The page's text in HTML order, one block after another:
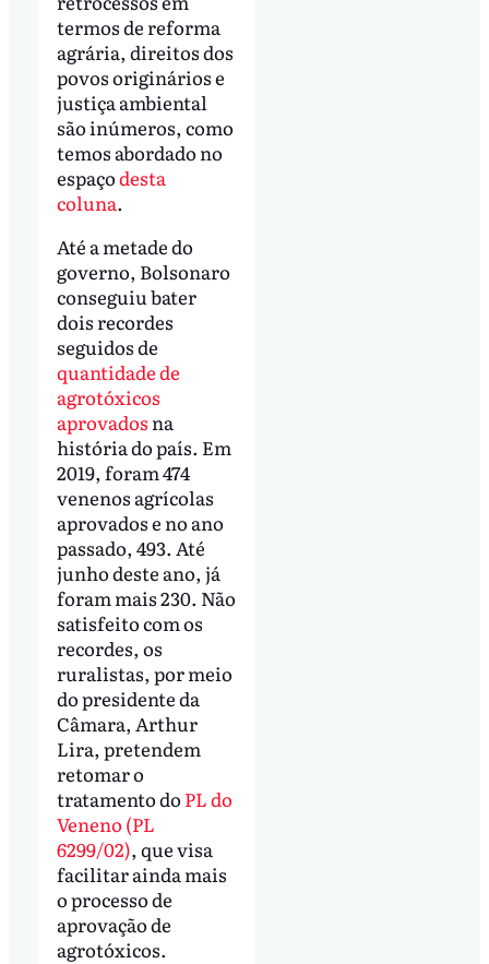
termos de reforma
agrária, direitos dos
povos originários e
justiça ambiental
são inúmeros, como
temos abordado no
espaçodesta
coluna.
Até a metade do
governo, Bolsonaro
conseguiu bater
dois recordes
seguidos de
quantidade de
agrotóxicos
aprovados na
história do país. Em
2019, foram 474
venenos agrícolas
aprovados e no ano
passado, 493. Até
junho deste ano, já
foram mais 230. Não
satisfeito com os
recordes, os
ruralistas, por meio
do presidente da
Câmara, Arthur
Lira, pretendem
retomar o
tratamento do PL do
Veneno (PL
6299/02), que visa
facilitar ainda mais
o processo de
aprovação de
agrotóxicos.